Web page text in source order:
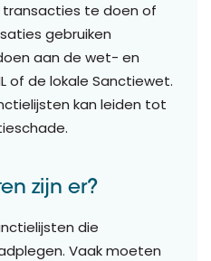
te doen of
gebruiken
aan de wet- en
of de lokale Sanctiewet.
kan leiden tot
zijn er?
die
Vaak moeten